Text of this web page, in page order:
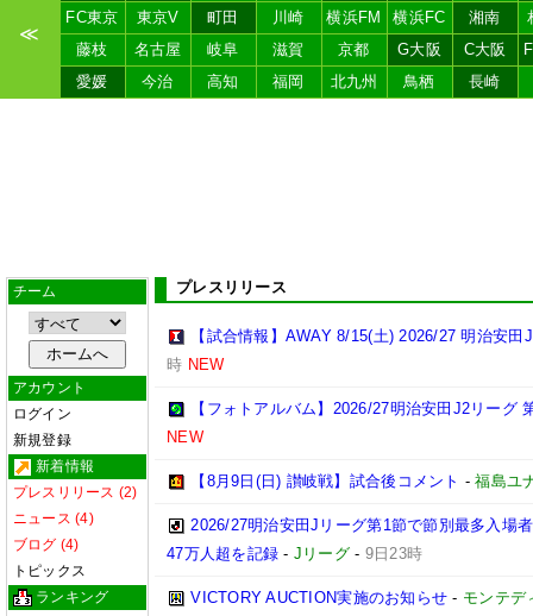
≪
FC東京
東京V 町田 川崎 横浜FM 横浜FC 湘南
藤枝
名古屋 岐阜 滋賀 京都 G大阪 C大阪
愛媛
今治 高知 福岡 北九州 鳥栖 長崎
チーム
アカウント
ログイン
新規登録
新着情報
プレスリリース (2)
ニュース (4)
ブログ (4)
トピックス
ランキング
プレスリリース
【試合情報】AWAY 8/15(土) 2026/27 明治安
時 NEW
【フォトアルバム】2026/27明治安田J2リーグ
NEW
【8月9日(日) 讃岐戦】試合後コメント -福島ユ
2026/27明治安田Jリーグ第1節で節別最多入場
47万人超を記録 - Jリーグ - 9日23時
VICTORY AUCTION実施のお知らせ - モンテデ